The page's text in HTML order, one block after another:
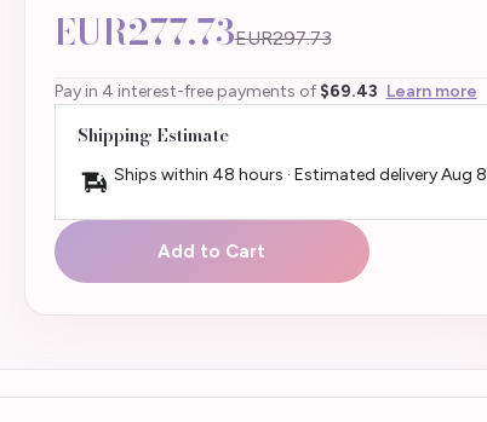
EUR277.73EUR297.73
Pay in 4 interest-free payments of $69.43 Learn more
Shipping Estimate
Ships within 48 hours · Estimated deliveryAug 8
Add to Cart